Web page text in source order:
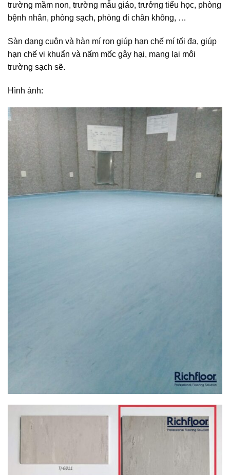
trường mầm non, trường mẫu giáo, trưởng tiểu học, phòng
bệnh nhân, phòng sạch, phòng đi chân không, …
Sàn dạng cuộn và hàn mí ron giúp hạn chế mí tối đa, giúp
hạn chế vi khuẩn và nấm mốc gây hại, mang lại môi
trường sạch sẽ.
Hình ảnh: